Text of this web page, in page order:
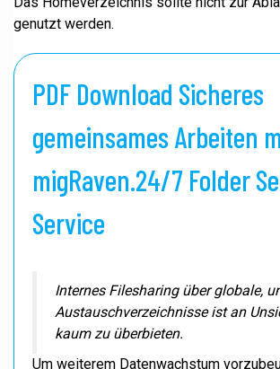
genutzt werden.
PDF Download Sicheres
gemeinsames Arbeiten
migRaven.24/7 Folder
Service
Internes Filesharing über globale,
Austauschverzeichnisse ist an
kaum zu überbieten.
Um weiterem Datenwachstum